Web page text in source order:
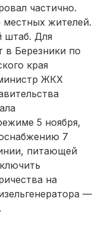
частично.
жителей.
штаб. Для
в Березники по
края
ЖКХ
5 ноября,
7
питающей
на
—